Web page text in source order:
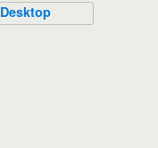
Desktop